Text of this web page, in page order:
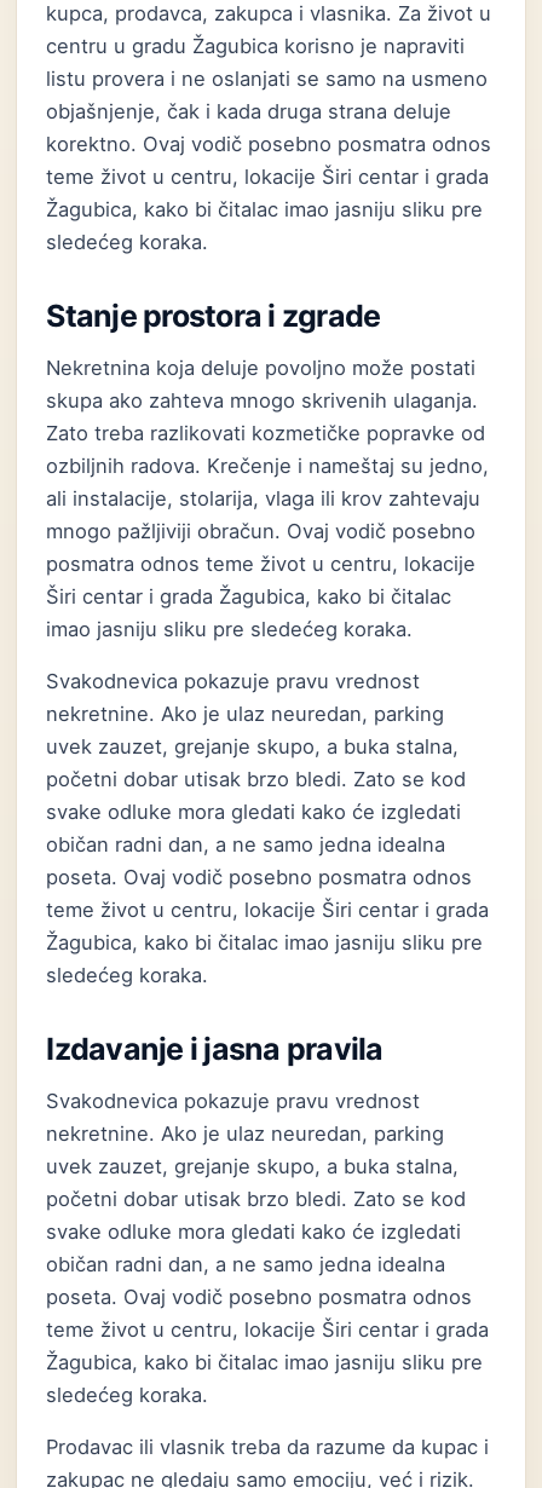
kupca, prodavca, zakupca i vlasnika. Za život u
centru u gradu Žagubica korisno je napraviti
listu provera i ne oslanjati se samo na usmeno
objašnjenje, čak i kada druga strana deluje
korektno. Ovaj vodič posebno posmatra odnos
teme život u centru, lokacije Širi centar i grada
Žagubica, kako bi čitalac imao jasniju sliku pre
sledećeg koraka.
Stanje prostora i zgrade
Nekretnina koja deluje povoljno može postati
skupa ako zahteva mnogo skrivenih ulaganja.
Zato treba razlikovati kozmetičke popravke od
ozbiljnih radova. Krečenje i nameštaj su jedno,
ali instalacije, stolarija, vlaga ili krov zahtevaju
mnogo pažljiviji obračun. Ovaj vodič posebno
posmatra odnos teme život u centru, lokacije
Širi centar i grada Žagubica, kako bi čitalac
imao jasniju sliku pre sledećeg koraka.
Svakodnevica pokazuje pravu vrednost
nekretnine. Ako je ulaz neuredan, parking
uvek zauzet, grejanje skupo, a buka stalna,
početni dobar utisak brzo bledi. Zato se kod
svake odluke mora gledati kako će izgledati
običan radni dan, a ne samo jedna idealna
poseta. Ovaj vodič posebno posmatra odnos
teme život u centru, lokacije Širi centar i grada
Žagubica, kako bi čitalac imao jasniju sliku pre
sledećeg koraka.
Izdavanje i jasna pravila
Svakodnevica pokazuje pravu vrednost
nekretnine. Ako je ulaz neuredan, parking
uvek zauzet, grejanje skupo, a buka stalna,
početni dobar utisak brzo bledi. Zato se kod
svake odluke mora gledati kako će izgledati
običan radni dan, a ne samo jedna idealna
poseta. Ovaj vodič posebno posmatra odnos
teme život u centru, lokacije Širi centar i grada
Žagubica, kako bi čitalac imao jasniju sliku pre
sledećeg koraka.
Prodavac ili vlasnik treba da razume da kupac i
zakupac ne gledaju samo emociju, već i rizik.